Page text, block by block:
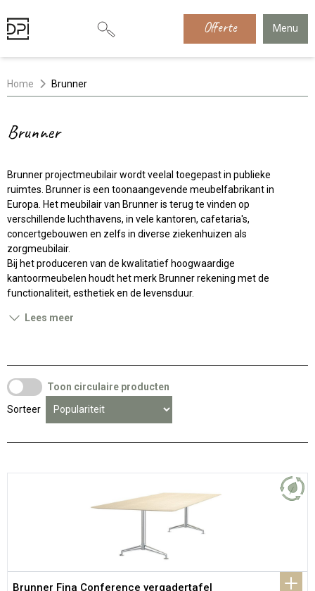
Offerte Menu
Home Brunner
Brunner
Brunner projectmeubilair wordt veelal toegepast in publieke
ruimtes. Brunner is een toonaangevende meubelfabrikant in
Europa. Het meubilair van Brunner is terug te vinden op
verschillende luchthavens, in vele kantoren, cafetaria's,
concertgebouwen en zelfs in diverse ziekenhuizen als
zorgmeubilair.
Bij het produceren van de kwalitatief hoogwaardige
kantoormeubelen houdt het merk Brunner rekening met de
functionaliteit, esthetiek en de levensduur.
Lees meer
Toon circulaire producten
Sorteer
Brunner Fina Conference vergadertafel